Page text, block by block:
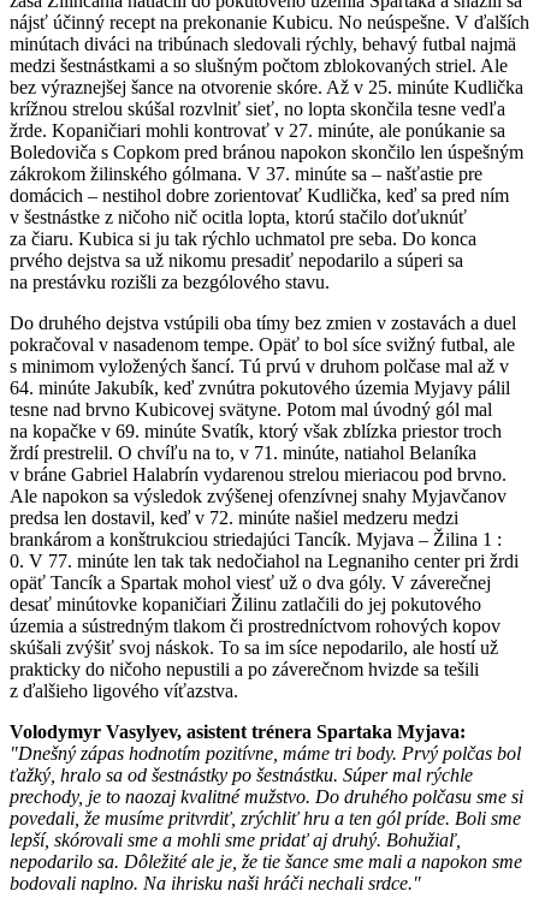
nájsť účinný recept na prekonanie Kubicu. No neúspešne. V ďalších
minútach diváci na tribúnach sledovali rýchly, behavý futbal najmä
medzi šestnástkami a so slušným počtom zblokovaných striel. Ale
bez výraznejšej šance na otvorenie skóre. Až v 25. minúte Kudlička
krížnou strelou skúšal rozvlniť sieť, no lopta skončila tesne vedľa
žrde. Kopaničiari mohli kontrovať v 27. minúte, ale ponúkanie sa
Boledoviča s Copkom pred bránou napokon skončilo len úspešným
zákrokom žilinského gólmana. V 37. minúte sa – našťastie pre
domácich – nestihol dobre zorientovať Kudlička, keď sa pred ním
v šestnástke z ničoho nič ocitla lopta, ktorú stačilo doťuknúť
za čiaru. Kubica si ju tak rýchlo uchmatol pre seba. Do konca
prvého dejstva sa už nikomu presadiť nepodarilo a súperi sa
na prestávku rozišli za bezgólového stavu.
Do druhého dejstva vstúpili oba tímy bez zmien v zostavách a duel
pokračoval v nasadenom tempe. Opäť to bol síce svižný futbal, ale
s minimom vyložených šancí. Tú prvú v druhom polčase mal až v
64. minúte Jakubík, keď zvnútra pokutového územia Myjavy pálil
tesne nad brvno Kubicovej svätyne. Potom mal úvodný gól mal
na kopačke v 69. minúte Svatík, ktorý však zblízka priestor troch
žrdí prestrelil. O chvíľu na to, v 71. minúte, natiahol Belaníka
v bráne Gabriel Halabrín vydarenou strelou mieriacou pod brvno.
Ale napokon sa výsledok zvýšenej ofenzívnej snahy Myjavčanov
predsa len dostavil, keď v 72. minúte našiel medzeru medzi
brankárom a konštrukciou striedajúci Tancík. Myjava – Žilina 1 :
0. V 77. minúte len tak tak nedočiahol na Legnaniho center pri žrdi
opäť Tancík a Spartak mohol viesť už o dva góly. V záverečnej
desať minútovke kopaničiari Žilinu zatlačili do jej pokutového
územia a sústredným tlakom či prostredníctvom rohových kopov
skúšali zvýšiť svoj náskok. To sa im síce nepodarilo, ale hostí už
prakticky do ničoho nepustili a po záverečnom hvizde sa tešili
z ďalšieho ligového víťazstva.
Volodymyr Vasylyev, asistent trénera Spartaka Myjava:
"Dnešný zápas hodnotím pozitívne, máme tri body. Prvý polčas bol
ťažký, hralo sa od šestnástky po šestnástku. Súper mal rýchle
prechody, je to naozaj kvalitné mužstvo. Do druhého polčasu sme si
povedali, že musíme pritvrdiť, zrýchliť hru a ten gól príde. Boli sme
lepší, skórovali sme a mohli sme pridať aj druhý. Bohužiaľ,
nepodarilo sa. Dôležité ale je, že tie šance sme mali a napokon sme
bodovali naplno. Na ihrisku naši hráči nechali srdce."